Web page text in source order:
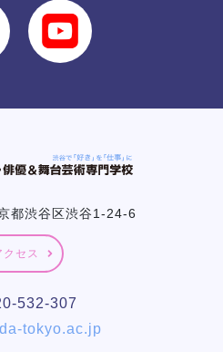
都渋谷区渋谷1-24-6
クセス
532-307
tokyo.ac.jp